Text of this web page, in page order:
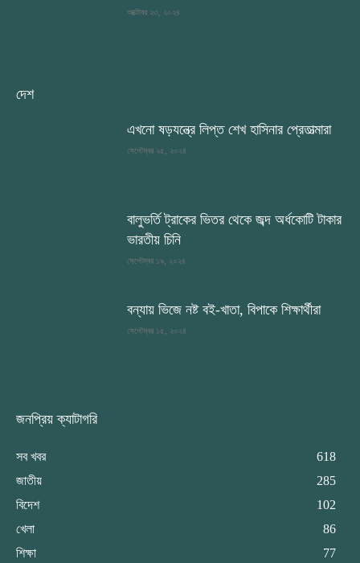
অক্টোবর ২৩, ২০২৪
দেশ
এখনো ষড়যন্ত্রে লিপ্ত শেখ হাসিনার প্রেতাত্মারা
সেপ্টেম্বর ২৫, ২০২৪
বালুভর্তি ট্রাকের ভিতর থেকে জব্দ অর্ধকোটি টাকার
ভারতীয় চিনি
সেপ্টেম্বর ১৯, ২০২৪
বন্যায় ভিজে নষ্ট বই-খাতা, বিপাকে শিক্ষার্থীরা
সেপ্টেম্বর ১৫, ২০২৪
জনপ্রিয় ক্যাটাগরি
সব খবর
618
জাতীয়
285
বিদেশ
102
খেলা
86
শিক্ষা
77